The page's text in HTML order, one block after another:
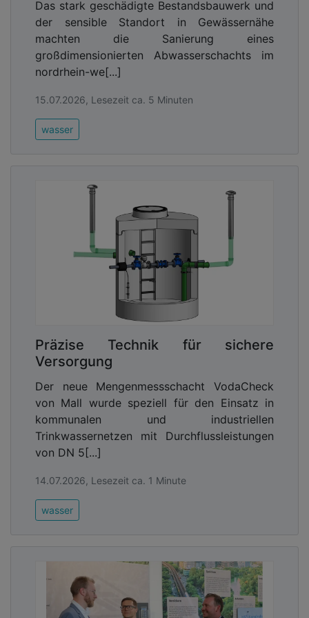
Umweltschutz.
Rinnen unterstützen Design und
Wegeleitsystem
Zusätzlich unterstützen die Rinnen auf der
architektonische Gestaltung des Ensembles,
sondern fungieren in ihrem farblichen und
haptischen Kontrast auch als Wegeleitsystem, das
Beeindruckend: Das Regenwassermanagement auf
dem Gelände des InformatiKOM wurde auf einer
vollkommen ebenen Fläche ermöglicht, also ganz
ohne eine das Wasser natürlich leitende
Topografie. Hauraton freut sich, mit der
Entwässerungslösung einen bedeutenden Beitrag
Tech-Avantgarde und klimagerechtem Bauen zu
stärken. Thorin Oesterle:
„Ressourceneffizienz bei
Wasser ist ein großes Thema unserer Zeit. Mit
jedem Projekt, in dem wir den natürlichen
Das stark geschädigte Bestandsbauwerk und
der sensible Standort in Gewässernähe
machten die Sanierung eines
großdimensionierten Abwasserschachts im
nordrhein-we[...]
15.07.2026, Lesezeit ca. 5 Minuten
wasser
Präzise Technik für sichere
Versorgung
Der neue Mengenmessschacht VodaCheck
von Mall wurde speziell für den Einsatz in
kommunalen und industriellen
Trinkwassernetzen mit Durchflussleistungen
von DN 5[...]
14.07.2026, Lesezeit ca. 1 Minute
wasser